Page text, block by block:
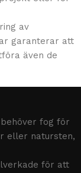
av
garanterar att
även de
fog för
eller natursten,
för att